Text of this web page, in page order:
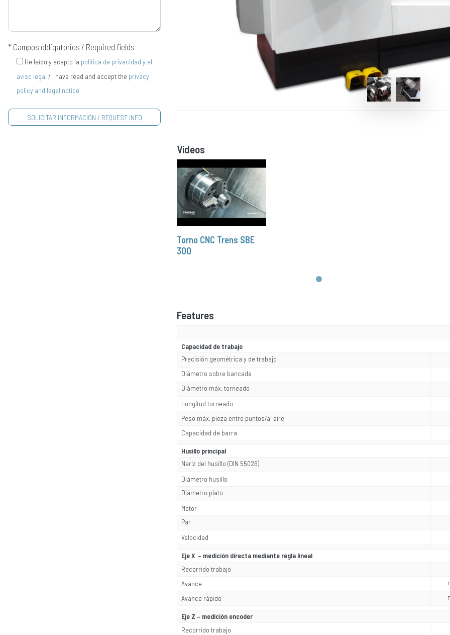
* Campos obligatorios / Required fields
He leído y acepto la política de privacidad y el
aviso legal / I have read and accept the privacy
policy and legal notice
Vídeos
Torno CNC Trens SBE
300
Features
Capacidad de trabajo
Precisión geométrica y de trabajo
Diámetro sobre bancada
Diámetro máx. torneado
Longitud torneado
Peso máx. pieza entre puntos/al aire
Capacidad de barra
Husillo principal
Nariz del husillo (DIN 55026)
Diámetro husillo
Diámetro plato
Motor
Par
Velocidad
Eje X – medición directa mediante regla lineal
Recorrido trabajo
Avance
Avance rápido
Eje Z – medición encoder
Recorrido trabajo